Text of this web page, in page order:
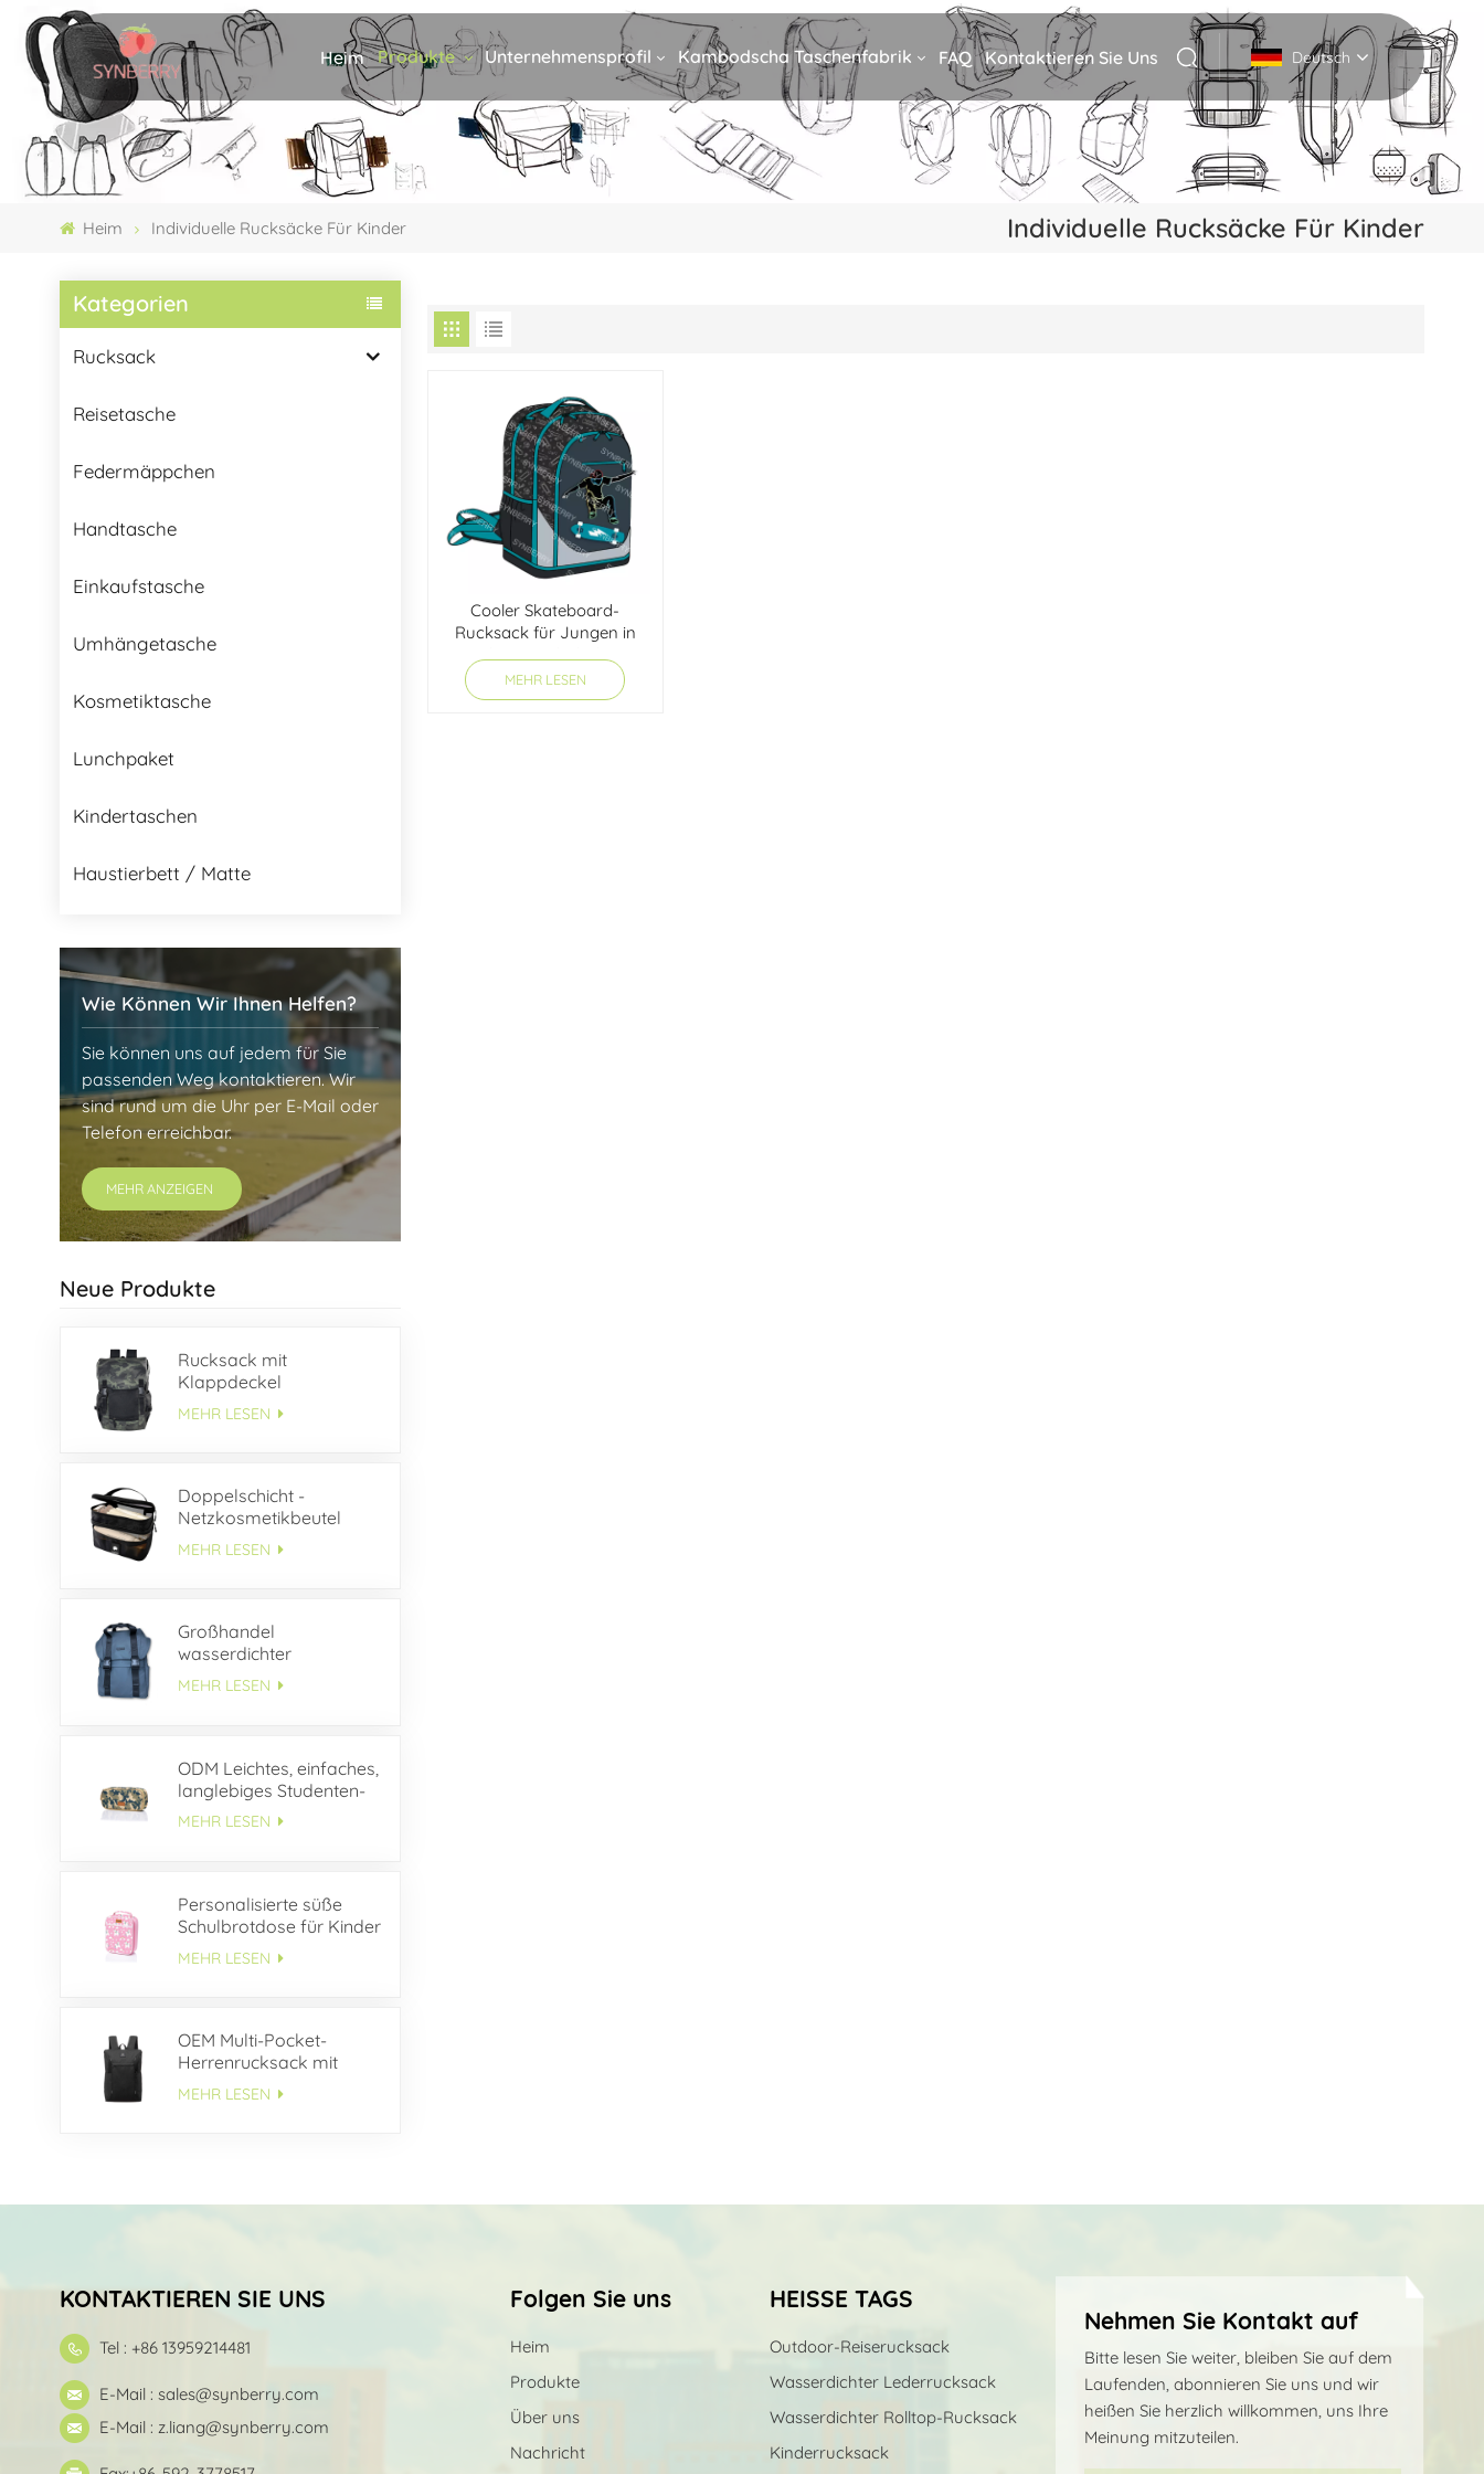
Heim Produkte Unternehmensprofil Kambodscha Taschenfabrik FAQ Kontaktieren Sie Uns Deutsch
English
Deutsch
Italiano
Heim Individuelle Rucksäcke Für Kinder Individuelle Rucksäcke Für Kinder
Kategorien
Rucksack
Reisetasche
Federmäppchen
Handtasche
Einkaufstasche
Umhängetasche
Kosmetiktasche
Lunchpaket
Kindertaschen
Haustierbett / Matte
Wie Können Wir Ihnen Helfen?
Sie können uns auf jedem für Sie
passenden Weg kontaktieren. Wir
sind rund um die Uhr per E-Mail oder
Telefon erreichbar.
MEHR ANZEIGEN
Neue Produkte
Rucksack mit
Klappdeckel
MEHR LESEN
Doppelschicht -
Netzkosmetikbeutel
MEHR LESEN
Großhandel
wasserdichter
Lederrucksack mit
Schnallenklappe
MEHR LESEN
ODM Leichtes, einfaches,
langlebiges Studenten-
Federmäppchen aus
Segeltuch
MEHR LESEN
Personalisierte süße
Schulbrotdose für Kinder
MEHR LESEN
OEM Multi-Pocket-
Herrenrucksack mit
großem
Fassungsvermögen
MEHR LESEN
Cooler Skateboard-
Rucksack für Jungen in
MEHR LESEN
KONTAKTIEREN SIE UNS
Tel : +86 13959214481
E-Mail : sales@synberry.com
E-Mail : z.liang@synberry.com
Folgen Sie uns
Heim
Produkte
Über uns
Nachricht
HEISSE TAGS
Outdoor-Reiserucksack
Wasserdichter Lederrucksack
Wasserdichter Rolltop-Rucksack
Kinderrucksack
Nehmen Sie Kontakt auf
Bitte lesen Sie weiter, bleiben Sie auf dem
Laufenden, abonnieren Sie uns und wir
heißen Sie herzlich willkommen, uns Ihre
Meinung mitzuteilen.